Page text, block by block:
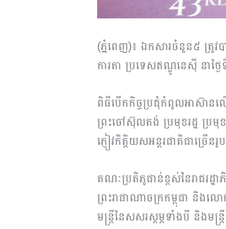
(ភ្នំពេញ)៖ ឯកសារចំនួន៥ ត្រូ
ការតា ប្រទេសឥណ្ឌូនេស៊ី នាថ្
ពិធីបើកកិច្ចប្រជុំកំពូលអាស៊ាន
ព្រះចៅស៊ុលតង់ ប្រមុខរដ្ឋ ប្រមុ
ភ្ញៀវកិត្តិយសអន្តរជាតិជាច្រើន
គណៈប្រតិភូជាន់ខ្ពស់នៃរាជរដ្
ព្រះរាជាណាចក្រកម្ពុជា និងល
មន្ត្រីនៃសសរស្ដម្ភទាំងបី និងម